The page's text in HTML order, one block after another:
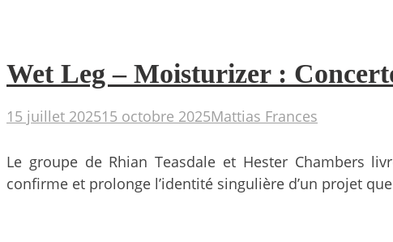
Wet Leg – Moisturizer :
15 juillet 202515 octobre 2025Mattias Frances
Le groupe de Rhian Teasdale et Hester Chambers
confirme et prolonge l’identité singulière d’un projet